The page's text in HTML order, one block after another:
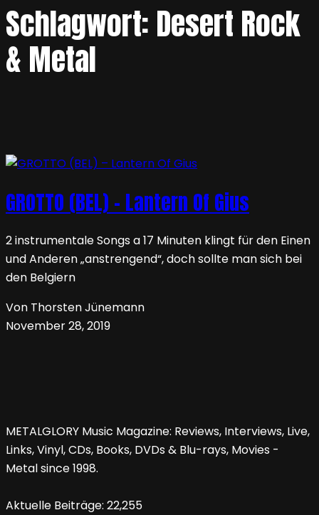
Schlagwort: Desert Rock
& Metal
GROTTO (BEL) – Lantern Of Gius
2 instrumentale Songs a 17 Minuten klingt für den Einen
und Anderen „anstrengend“, doch sollte man sich bei
den Belgiern
Von Thorsten Jünemann
November 28, 2019
METALGLORY Music Magazine: Reviews, Interviews, Live,
Links, Vinyl, CDs, Books, DVDs & Blu-rays, Movies -
Metal since 1998.
Aktuelle Beiträge: 22,255